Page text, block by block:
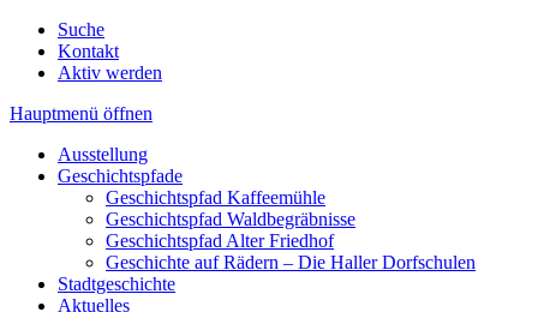
Suche
Kontakt
Aktiv werden
Hauptmenü öffnen
Ausstellung
Geschichtspfade
Geschichtspfad Kaffeemühle
Geschichtspfad Waldbegräbnisse
Geschichtspfad Alter Friedhof
Geschichte auf Rädern – Die Haller Dorfschulen
Stadtgeschichte
Aktuelles